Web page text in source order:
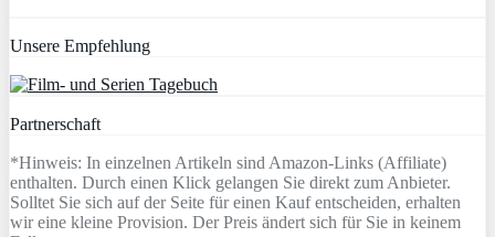
Unsere Empfehlung
Partnerschaft
*Hinweis: In einzelnen Artikeln sind Amazon-Links (Affiliate)
enthalten. Durch einen Klick gelangen Sie direkt zum Anbieter.
Solltet Sie sich auf der Seite für einen Kauf entscheiden, erhalten
wir eine kleine Provision. Der Preis ändert sich für Sie in keinem